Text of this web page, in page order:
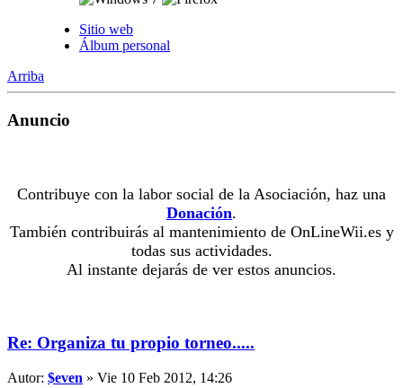
Sitio web
Álbum personal
Arriba
Anuncio
Contribuye con la labor social de la Asociación, haz una
Donación.
También contribuirás al mantenimiento de OnLineWii.es y
todas sus actividades.
Al instante dejarás de ver estos anuncios.
Re: Organiza tu propio torneo.....
Autor: $even » Vie 10 Feb 2012, 14:26